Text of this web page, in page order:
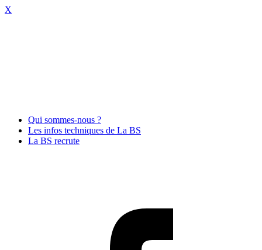
X
Qui sommes-nous ?
Les infos techniques de La BS
La BS recrute